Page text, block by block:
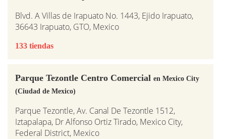
Blvd. A Villas de Irapuato No. 1443, Ejido Irapuato,
36643 Irapuato, GTO, Mexico
133 tiendas
Parque Tezontle Centro Comercial en Mexico City
(Ciudad de Mexico)
Parque Tezontle, Av. Canal De Tezontle 1512,
Iztapalapa, Dr Alfonso Ortiz Tirado, Mexico City,
Federal District, Mexico